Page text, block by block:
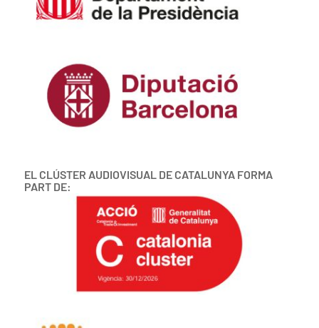
EL CLÚSTER AUDIOVISUAL DE CATALUNYA FORMA
PART DE: